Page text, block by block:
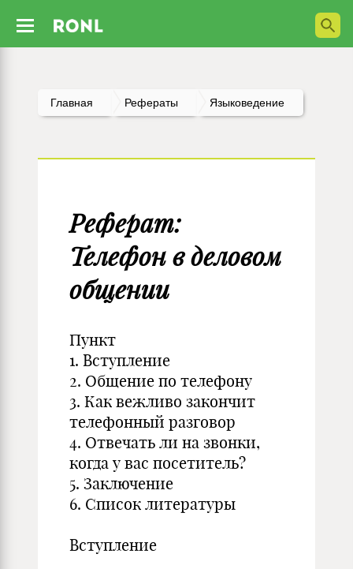
Главная Рефераты Языковедение
Реферат:
Телефон в деловом
общении
Пункт
1. Вступление
2. Общение по телефону
3. Как вежливо закончит
телефонный разговор
4. Отвечать ли на звонки,
когда у вас посетитель?
5. Заключение
6. Список литературы
Вступление